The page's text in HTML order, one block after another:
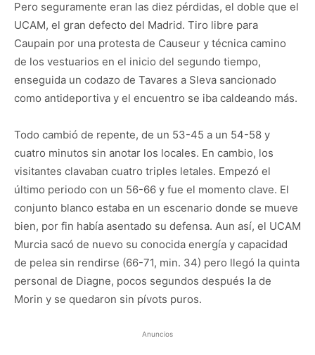
Pero seguramente eran las diez pérdidas, el doble que el
UCAM, el gran defecto del Madrid. Tiro libre para
Caupain por una protesta de Causeur y técnica camino
de los vestuarios en el inicio del segundo tiempo,
enseguida un codazo de Tavares a Sleva sancionado
como antideportiva y el encuentro se iba caldeando más.
Todo cambió de repente, de un 53-45 a un 54-58 y
cuatro minutos sin anotar los locales. En cambio, los
visitantes clavaban cuatro triples letales. Empezó el
último periodo con un 56-66 y fue el momento clave. El
conjunto blanco estaba en un escenario donde se mueve
bien, por fin había asentado su defensa. Aun así, el UCAM
Murcia sacó de nuevo su conocida energía y capacidad
de pelea sin rendirse (66-71, min. 34) pero llegó la quinta
personal de Diagne, pocos segundos después la de
Morin y se quedaron sin pívots puros.
Anuncios